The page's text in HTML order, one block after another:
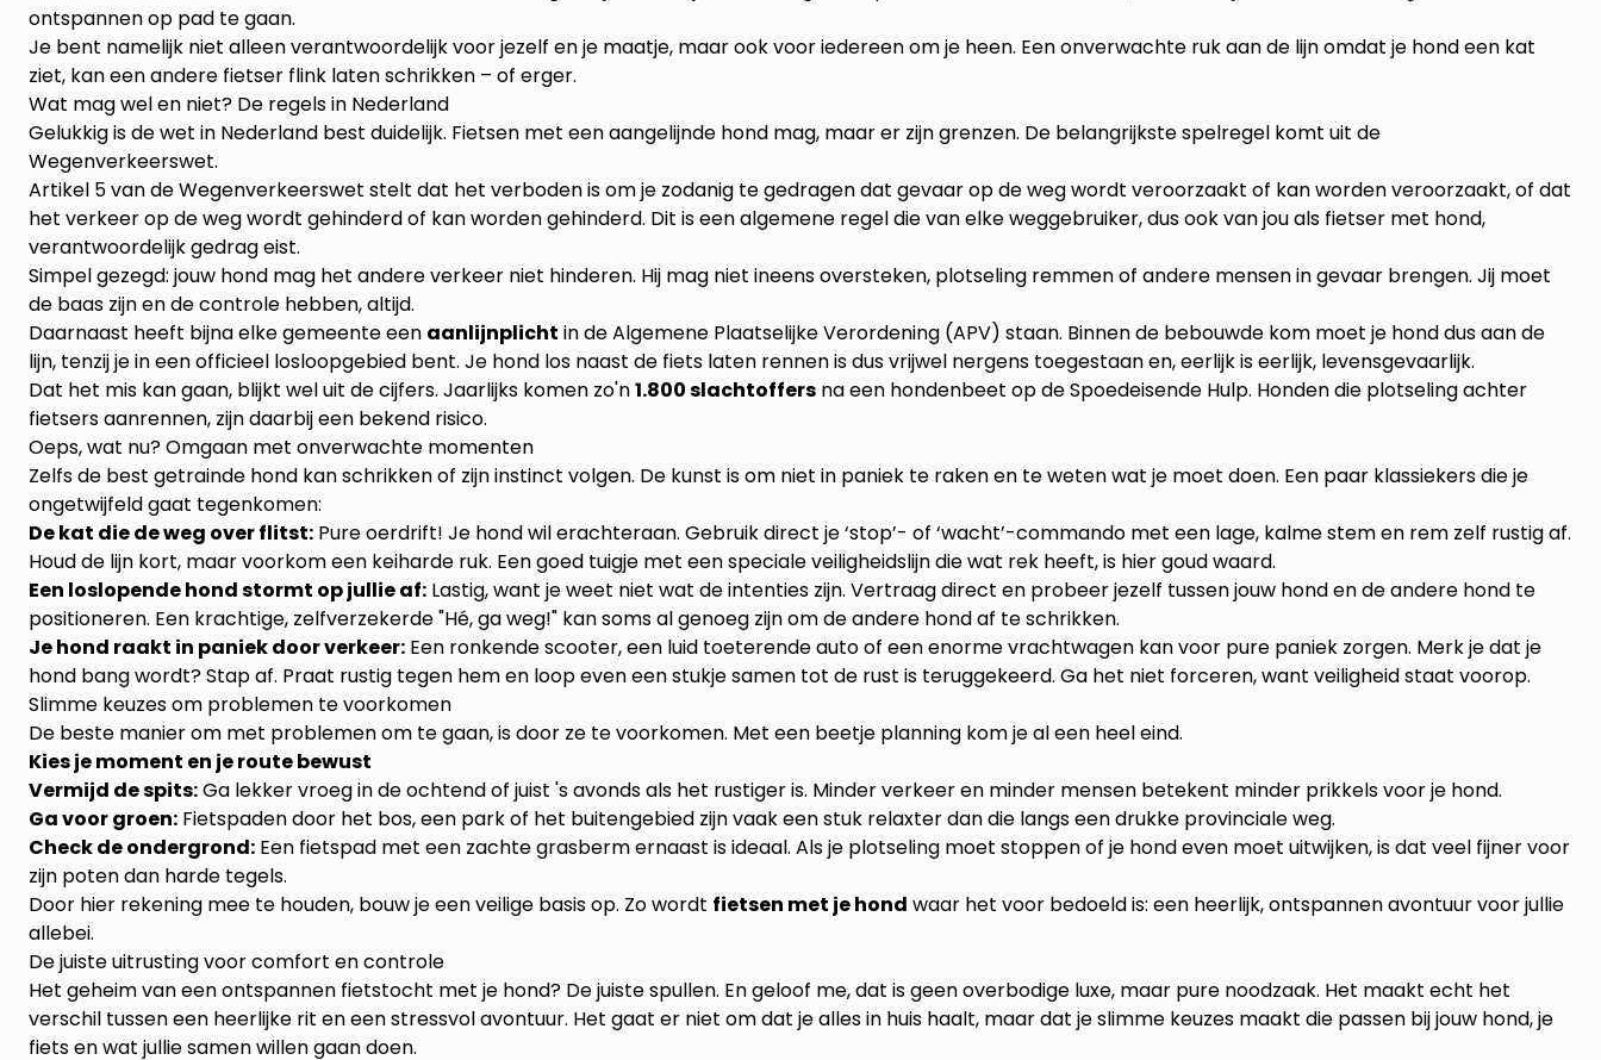
ontspannen op pad te gaan.
Je bent namelijk niet alleen verantwoordelijk voor jezelf en je maatje, maar ook voor iedereen om je heen. Een onverwachte ruk aan de lijn omdat je hond een kat
ziet, kan een andere fietser flink laten schrikken – of erger.
Wat mag wel en niet? De regels in Nederland
Gelukkig is de wet in Nederland best duidelijk. Fietsen met een aangelijnde hond mag, maar er zijn grenzen. De belangrijkste spelregel komt uit de
Wegenverkeerswet.
Artikel 5 van de Wegenverkeerswet stelt dat het verboden is om je zodanig te gedragen dat gevaar op de weg wordt veroorzaakt of kan worden veroorzaakt, of dat
het verkeer op de weg wordt gehinderd of kan worden gehinderd. Dit is een algemene regel die van elke weggebruiker, dus ook van jou als fietser met hond,
verantwoordelijk gedrag eist.
Simpel gezegd: jouw hond mag het andere verkeer niet hinderen. Hij mag niet ineens oversteken, plotseling remmen of andere mensen in gevaar brengen. Jij moet
de baas zijn en de controle hebben, altijd.
Daarnaast heeft bijna elke gemeente een aanlijnplicht in de Algemene Plaatselijke Verordening (APV) staan. Binnen de bebouwde kom moet je hond dus aan de
lijn, tenzij je in een officieel losloopgebied bent. Je hond los naast de fiets laten rennen is dus vrijwel nergens toegestaan en, eerlijk is eerlijk, levensgevaarlijk.
Dat het mis kan gaan, blijkt wel uit de cijfers. Jaarlijks komen zo'n1.800 slachtoffers na een hondenbeet op de Spoedeisende Hulp. Honden die plotseling achter
fietsers aanrennen, zijn daarbij een bekend risico.
Oeps, wat nu? Omgaan met onverwachte momenten
Zelfs de best getrainde hond kan schrikken of zijn instinct volgen. De kunst is om niet in paniek te raken en te weten wat je moet doen. Een paar klassiekers die je
ongetwijfeld gaat tegenkomen:
De kat die de weg over flitst: Pure oerdrift! Je hond wil erachteraan. Gebruik direct je ‘stop’- of ‘wacht’-commando met een lage, kalme stem en rem zelf rustig af.
Houd de lijn kort, maar voorkom een keiharde ruk. Een goed tuigje met een speciale veiligheidslijn die wat rek heeft, is hier goud waard.
Een loslopende hond stormt op jullie af: Lastig, want je weet niet wat de intenties zijn. Vertraag direct en probeer jezelf tussen jouw hond en de andere hond te
positioneren. Een krachtige, zelfverzekerde "Hé, ga weg!" kan soms al genoeg zijn om de andere hond af te schrikken.
Je hond raakt in paniek door verkeer: Een ronkende scooter, een luid toeterende auto of een enorme vrachtwagen kan voor pure paniek zorgen. Merk je dat je
hond bang wordt? Stap af. Praat rustig tegen hem en loop even een stukje samen tot de rust is teruggekeerd. Ga het niet forceren, want veiligheid staat voorop.
Slimme keuzes om problemen te voorkomen
De beste manier om met problemen om te gaan, is door ze te voorkomen. Met een beetje planning kom je al een heel eind.
Kies je moment en je route bewust
Vermijd de spits:Ga lekker vroeg in de ochtend of juist 's avonds als het rustiger is. Minder verkeer en minder mensen betekent minder prikkels voor je hond.
Ga voor groen: Fietspaden door het bos, een park of het buitengebied zijn vaak een stuk relaxter dan die langs een drukke provinciale weg.
Check de ondergrond: Een fietspad met een zachte grasberm ernaast is ideaal. Als je plotseling moet stoppen of je hond even moet uitwijken, is dat veel fijner voor
zijn poten dan harde tegels.
Door hier rekening mee te houden, bouw je een veilige basis op. Zo wordt fietsen met je hond waar het voor bedoeld is: een heerlijk, ontspannen avontuur voor jullie
allebei.
De juiste uitrusting voor comfort en controle
Het geheim van een ontspannen fietstocht met je hond? De juiste spullen. En geloof me, dat is geen overbodige luxe, maar pure noodzaak. Het maakt echt het
verschil tussen een heerlijke rit en een stressvol avontuur. Het gaat er niet om dat je alles in huis haalt, maar dat je slimme keuzes maakt die passen bij jouw hond, je
fiets en wat jullie samen willen gaan doen.